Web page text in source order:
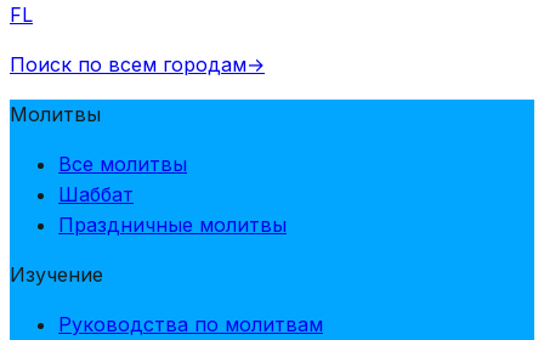
FL
Поиск по всем городам→
Молитвы
Все молитвы
Шаббат
Праздничные молитвы
Изучение
Руководства по молитвам